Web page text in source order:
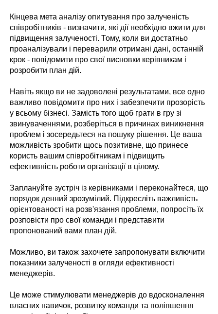
Кінцева мета аналізу опитування про залученість
співробітників - визначити, які дії необхідно вжити для
підвищення залученості. Тому, коли ви достатньо
проаналізували і переварили отримані дані, останній
крок - повідомити про свої висновки керівникам і
розробити план дій.
Навіть якщо ви не задоволені результатами, все одно
важливо повідомити про них і забезпечити прозорість
у всьому бізнесі. Замість того щоб грати в гру зі
звинуваченнями, розберіться в причинах виникнення
проблем і зосередьтеся на пошуку рішення. Це ваша
можливість зробити щось позитивне, що принесе
користь вашим співробітникам і підвищить
ефективність роботи організації в цілому.
Заплануйте зустріч із керівниками і переконайтеся, що
порядок денний зрозумілий. Підкресліть важливість
орієнтованості на розв'язання проблеми, попросіть їх
розповісти про свої команди і представити
пропонований вами план дій.
Можливо, ви також захочете запропонувати включити
показники залученості в огляди ефективності
менеджерів.
Це може стимулювати менеджерів до вдосконалення
власних навичок, розвитку команди та поліпшення